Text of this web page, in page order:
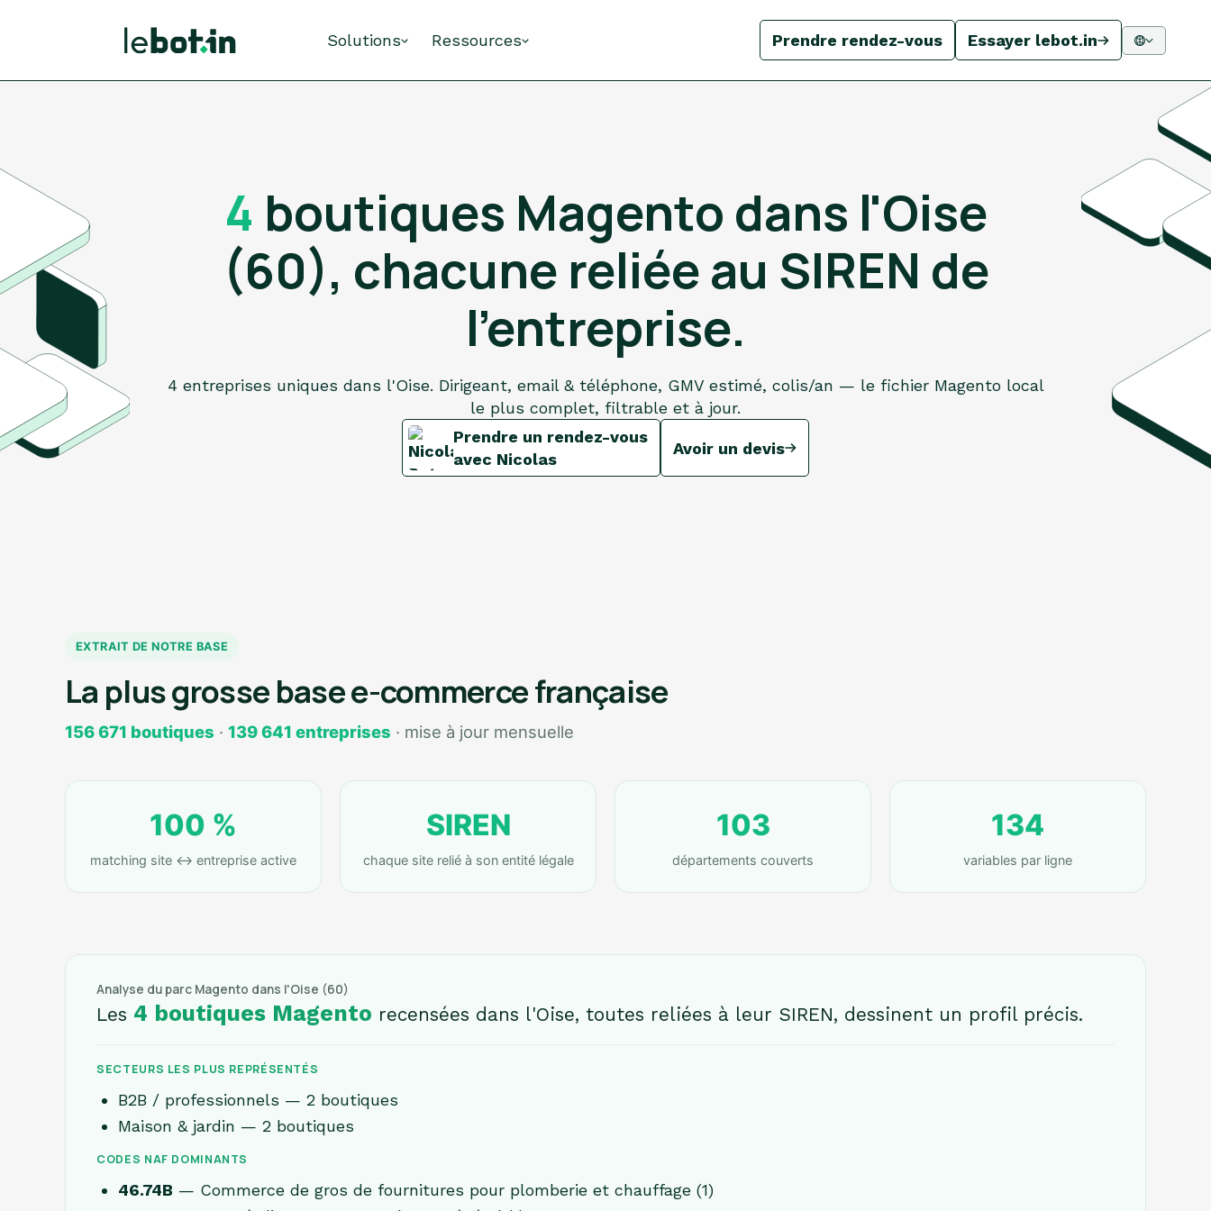
Solutions Ressources Prendre rendez-vous Essayer lebot.in
4 boutiques Magento dans l'Oise
(60), chacune reliée au SIREN de
l'entreprise.
4 entreprises uniques dans l'Oise. Dirigeant, email & téléphone, GMV estimé, colis/an — le fichier Magento local
le plus complet, filtrable et à jour.
Prendre un rendez-vous
avec Nicolas
Avoir un devis
EXTRAIT DE NOTRE BASE
La plus grosse base e-commerce française
156 671 boutiques · 139 641 entreprises · mise à jour mensuelle
100 %
matching site ↔ entreprise active
SIREN
chaque site relié à son entité légale
103
départements couverts
134
variables par ligne
Analyse du parc Magento dans l'Oise (60)
Les 4 boutiques Magento recensées dans l'Oise, toutes reliées à leur SIREN, dessinent un profil précis.
SECTEURS LES PLUS REPRÉSENTÉS
B2B / professionnels — 2 boutiques
Maison & jardin — 2 boutiques
CODES NAF DOMINANTS
46.74B — Commerce de gros de fournitures pour plomberie et chauffage (1)